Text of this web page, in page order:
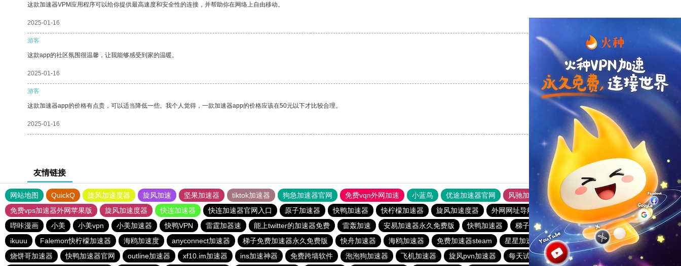
这款加速器VPM应用程序可以给你提供最高速度和安全性的连接，并帮助你在网络上自由移动。
2025-01-16
游客
这款app的社区氛围很温馨，让我能够感受到家的温暖。
2025-01-16 支持 [0] 反对 [0]
游客
这款加速器app的价格有点贵，可以适当降低一些。我个人觉得，一款加速器app的价格应该在50元以下才比较合理。
2025-01-16 支持
友情链接
网站地图 QuickQ 旋风加速度器 旋风加速 坚果加速器 tiktok加速器 狗急加速器官网 免费vqn外网加速 小蓝鸟 优途加速器官网 风驰加速器
旋风加速器
免费vps加速器外网苹果版
旋风加速度器 快连加速器 快连加速器官网入口 原子加速器 快鸭加速器 快柠檬加速器 旋风加速度器 外网网址导航 软件中心 雷霆加速
狂飙加速器
哔咔漫画
小美 小美vpn 小美加速器 快鸭VPN 雷霆加器速 能上twitter的加速器免费 雷轰加速 安易加速器永久免费版 快鸭加速器 梯子npv加速免费
iphone加速器哪个好
ikuuu
Falemon快柠檬加速器 海鸥加速度 anyconnect加速器 梯子免费加速器永久免费版 快舟加速器 海鸥加速器 免费加速器steam 星星加速器
黑洞海外npv加速梯子
烧饼哥加速器
快鸭加速器官网 outline加速器 xf10.im加速器 ins加速神器 免费跨墙软件 泡泡狗加速器 飞机加速器 旋风pvn加速器 每天试用一小时加速器 盘古加速器